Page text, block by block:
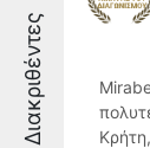
Διακριθέντες